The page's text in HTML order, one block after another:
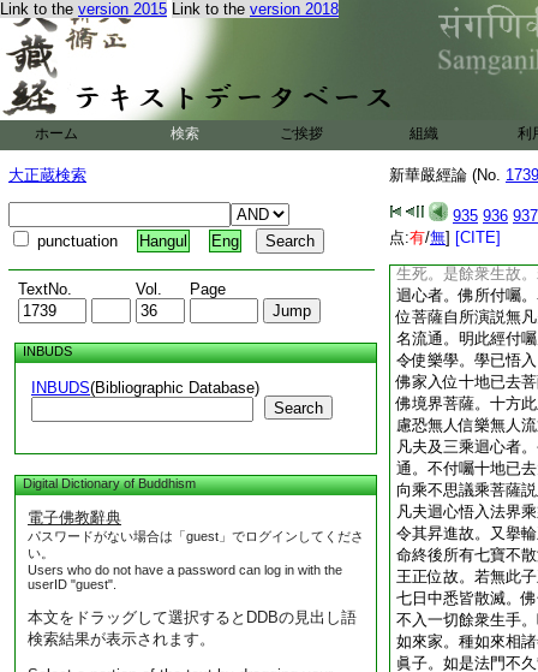
Link to the version 2015 Link to the version 2018
ホーム 検索 ご挨拶 組織 利
大正蔵検索
punctuation Hangul Eng
TextNo. Vol. Page
INBUDS
INBUDS(Bibliographic Database)
Search
Digital Dictionary of Buddhism
電子佛教辭典
パスワードがない場合は「guest」でログインしてくださ
い。
Users who do not have a password can log in with the
userID "guest".
本文をドラッグして選択するとDDBの見出し語
検索結果が表示されます。
新華嚴經論 (No.
935 936 937
点:有/無] [CITE]
長者李通玄撰
如是已上如來出現
十喩。如經具明。
陀羅此云持邊山。
或牟薩羅。此云紫
如來出現身心智慧
爲喩略示少分。是
無作。任無限自在
表及故。如此品付
衆生手者。樂學小
我。願生淨土者。
生死。是餘衆生故
迴心者。佛所付囑
位菩薩自所演説無
名流通。明此經付
令使樂學。學已悟
佛家入位十地已去
佛境界菩薩。十方
慮恐無人信樂無人
凡夫及三乘迴心者
通。不付囑十地已
向乘不思議乘菩薩
凡夫迴心悟入法界
令其昇進故。又擧
命終後所有七寶不
王正位故。若無此
七日中悉皆散滅。
不入一切餘衆生手
如來家。種如來相
眞子。如是法門不